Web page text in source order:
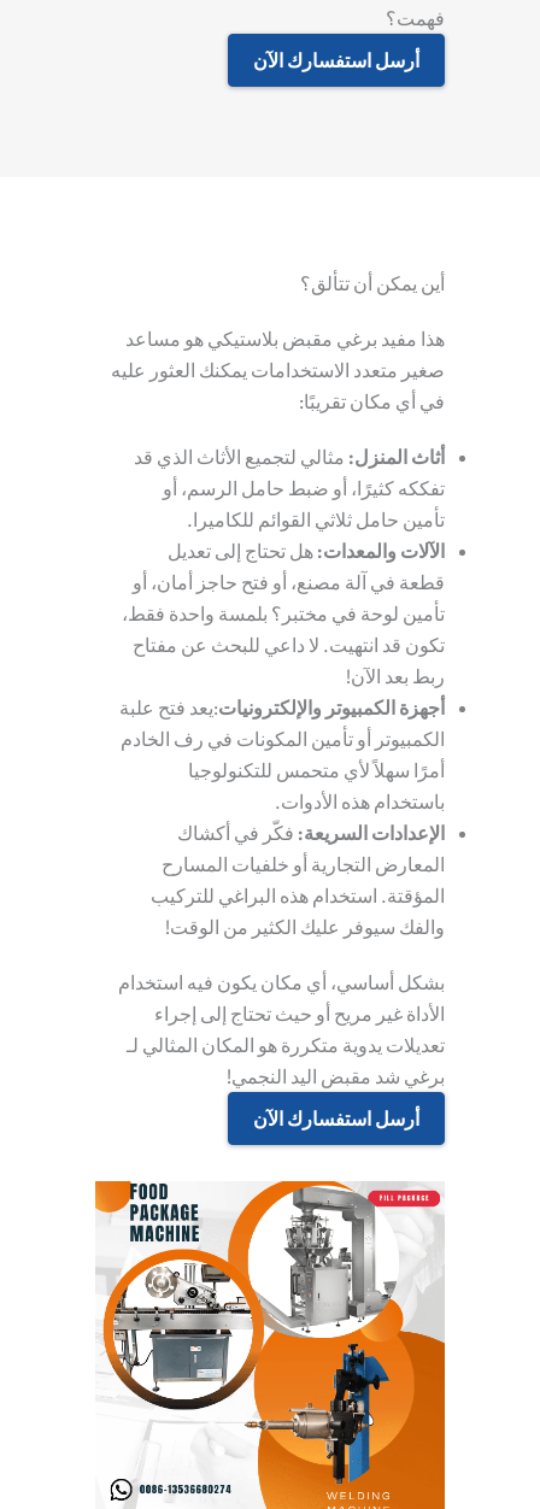
فهمت؟
أرسل استفسارك الآن
أين يمكن أن تتألق؟
هذا مفيد برغي مقبض بلاستيكي هو مساعد
صغير متعدد الاستخدامات يمكنك العثور عليه
في أي مكان تقريبًا:
أثاث المنزل: مثالي لتجميع الأثاث الذي قد
تفككه كثيرًا، أو ضبط حامل الرسم، أو
تأمين حامل ثلاثي القوائم للكاميرا.
الآلات والمعدات: هل تحتاج إلى تعديل
قطعة في آلة مصنع، أو فتح حاجز أمان، أو
تأمين لوحة في مختبر؟ بلمسة واحدة فقط،
تكون قد انتهيت. لا داعي للبحث عن مفتاح
ربط بعد الآن!
أجهزة الكمبيوتر والإلكترونيات:يعد فتح علبة
الكمبيوتر أو تأمين المكونات في رف الخادم
أمرًا سهلاً لأي متحمس للتكنولوجيا
باستخدام هذه الأدوات.
الإعدادات السريعة: فكّر في أكشاك
المعارض التجارية أو خلفيات المسارح
المؤقتة. استخدام هذه البراغي للتركيب
والفك سيوفر عليك الكثير من الوقت!
بشكل أساسي، أي مكان يكون فيه استخدام
الأداة غير مريح أو حيث تحتاج إلى إجراء
تعديلات يدوية متكررة هو المكان المثالي لـ
برغي شد مقبض اليد النجمي!
أرسل استفسارك الآن